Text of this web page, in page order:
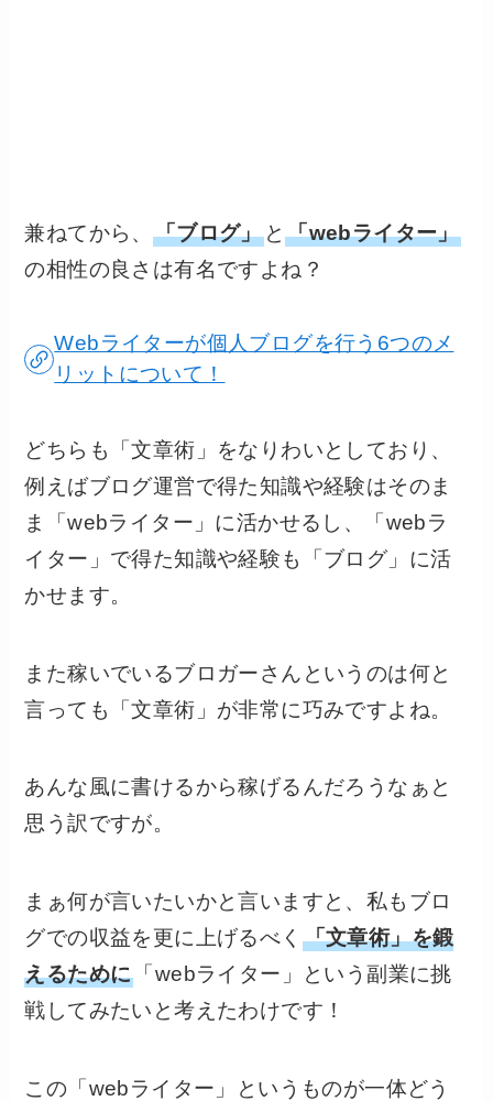
兼ねてから、 「ブログ」と「webライター」
の相性の良さは有名ですよね？
Webライターが個人ブログを行う6つのメ
リットについて！
どちらも「文章術」をなりわいとしており、
例えばブログ運営で得た知識や経験はそのま
ま「webライター」に活かせるし、「webラ
イター」で得た知識や経験も「ブログ」に活
かせます。
また稼いでいるブロガーさんというのは何と
言っても「文章術」が非常に巧みですよね。
あんな風に書けるから稼げるんだろうなぁと
思う訳ですが。
まぁ何が言いたいかと言いますと、私もブロ
グでの収益を更に上げるべく 「文章術」を鍛
えるために 「webライター」という副業に挑
戦してみたいと考えたわけです！
この「webライター」というものが一体どう